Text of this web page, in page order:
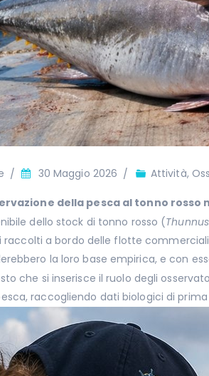
30 Maggio 2026 Attività,
della pesca al tonno rosso
dello stock di tonno rosso (
a bordo delle flotte
la loro base empirica, e con
che si inserisce il ruolo degli
raccogliendo dati biologici di